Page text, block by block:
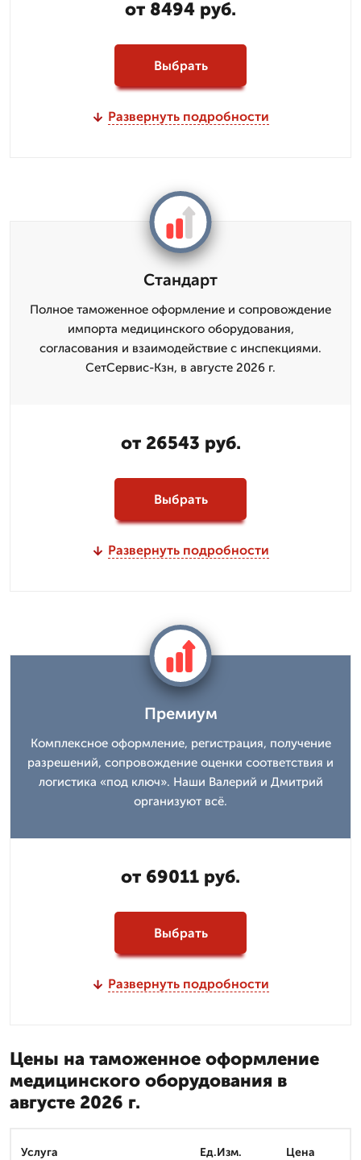
от 8494 руб.
Выбрать
Развернуть подробности
Стандарт
Полное таможенное оформление и сопровождение
импорта медицинского оборудования,
согласования и взаимодействие с инспекциями.
СетСервис-Кзн, в августе 2026 г.
от 26543 руб.
Выбрать
Развернуть подробности
Премиум
Комплексное оформление, регистрация, получение
разрешений, сопровождение оценки соответствия и
логистика «под ключ». Наши Валерий и Дмитpий
организуют всё.
от 69011 руб.
Выбрать
Развернуть подробности
Цены на таможенное оформление
медицинского оборудования в
августе 2026 г.
Услуга Ед.Изм. Цена